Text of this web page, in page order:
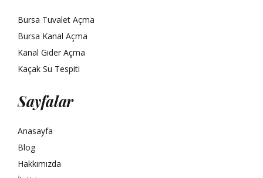
Bursa Tuvalet Açma
Bursa Kanal Açma
Kanal Gider Açma
Kaçak Su Tespiti
Sayfalar
Anasayfa
Blog
Hakkımızda